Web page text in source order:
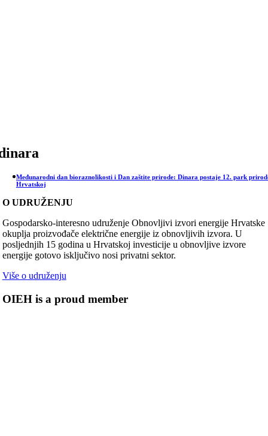
Međunarodni dan bioraznolikosti i Dan zaštite prirode: Dinara postaje 12. park
Hrvatskoj
O UDRUŽENJU
Gospodarsko-interesno udruženje Obnovljivi izvori energije Hrvatske
okuplja proizvođače električne energije iz obnovljivih izvora. U
posljednjih 15 godina u Hrvatskoj investicije u obnovljive izvore
energije gotovo isključivo nosi privatni sektor.
Više o udruženju
OIEH is a proud member